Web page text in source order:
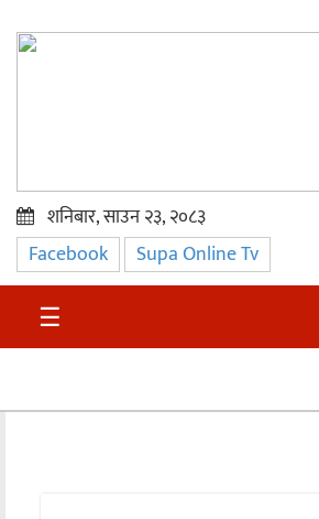
प्रमुख
समाचार
सुदुर
शनिबार, साउन २३, २०८३
Facebook Supa Online Tv
☰